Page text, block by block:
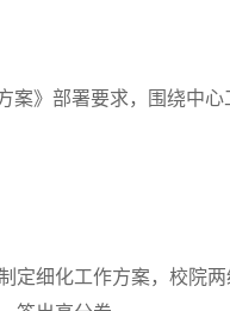
》部署要求，围绕中心
细化工作方案，校院两